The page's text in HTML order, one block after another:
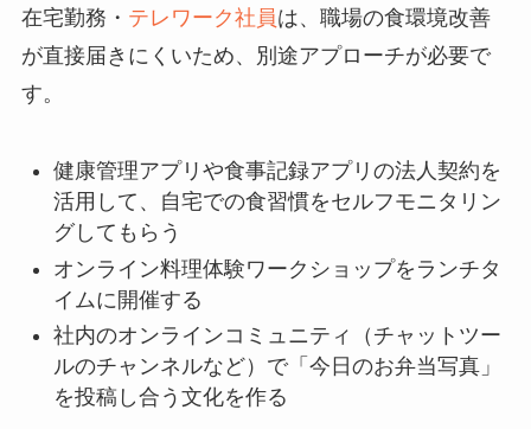
在宅勤務・ テレワーク社員は、職場の食環境改善
が直接届きにくいため、別途アプローチが必要で
す。
健康管理アプリや食事記録アプリの法人契約を
活用して、自宅での食習慣をセルフモニタリン
グしてもらう
オンライン料理体験ワークショップをランチタ
イムに開催する
社内のオンラインコミュニティ（チャットツー
ルのチャンネルなど）で「今日のお弁当写真」
を投稿し合う文化を作る